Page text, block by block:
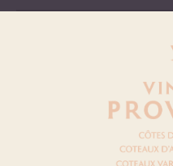
Domaine Tamary